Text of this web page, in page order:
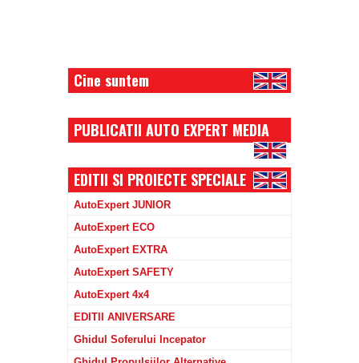
Cine suntem
PUBLICATII AUTO EXPERT MEDIA
EDITII SI PROIECTE SPECIALE
AutoExpert JUNIOR
AutoExpert ECO
AutoExpert EXTRA
AutoExpert SAFETY
AutoExpert 4x4
EDITII ANIVERSARE
Ghidul Soferului Incepator